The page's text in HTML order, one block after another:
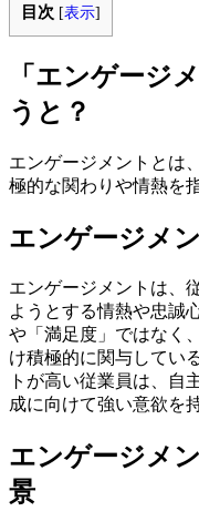
目次 [表示]
「エンゲージ
うと？
エンゲージメントとは
極的な関わりや情熱を
エンゲージメ
エンゲージメントは、
ようとする情熱や忠誠
や「満足度」ではなく
け積極的に関与してい
トが高い従業員は、自
成に向けて強い意欲を
エンゲージメ
景